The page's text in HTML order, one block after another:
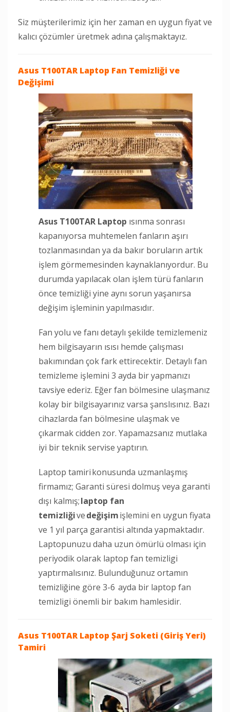
Siz müşterilerimiz için her zaman en uygun fiyat ve
kalıcı çözümler üretmek adına çalışmaktayız.
Asus T100TAR Laptop Fan Temizliği ve
Değişimi
Asus T100TAR Laptop ısınma sonrası
kapanıyorsa muhtemelen fanların aşırı
tozlanmasından ya da bakır boruların artık
işlem görmemesinden kaynaklanıyordur. Bu
durumda yapılacak olan işlem türü fanların
önce temizliği yine aynı sorun yaşanırsa
değişim işleminin yapılmasıdır.
Fan yolu ve fanı detaylı şekilde temizlemeniz
hem bilgisayarın ısısı hemde çalışması
bakımından çok fark ettirecektir. Detaylı fan
temizleme işlemini 3 ayda bir yapmanızı
tavsiye ederiz. Eğer fan bölmesine ulaşmanız
kolay bir bilgisayarınız varsa şanslısınız. Bazı
cihazlarda fan bölmesine ulaşmak ve
çıkarmak cidden zor. Yapamazsanız mutlaka
iyi bir teknik servise yaptırın.
Laptop tamiri konusunda uzmanlaşmış
firmamız; Garanti süresi dolmuş veya garanti
dışı kalmış;laptop fan
temizliğivedeğişimişlemini en uygun fiyata
ve 1 yıl parça garantisi altında yapmaktadır.
Laptopunuzu daha uzun ömürlü olması için
periyodik olarak laptop fan temizligi
yaptırmalısınız. Bulunduğunuz ortamın
temizliğine göre 3-6 ayda bir laptop fan
temizligi önemli bir bakım hamlesidir.
Asus T100TAR Laptop Şarj Soketi (Giriş Yeri)
Tamiri